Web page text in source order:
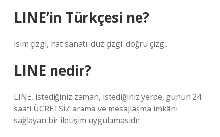
LINE’in Türkçesi ne?
isim çizgi, hat sanatı. düz çizgi: doğru çizgi.
LINE nedir?
LINE, istediğiniz zaman, istediğiniz yerde, günün 24
saati ÜCRETSİZ arama ve mesajlaşma imkânı
sağlayan bir iletişim uygulamasıdır.